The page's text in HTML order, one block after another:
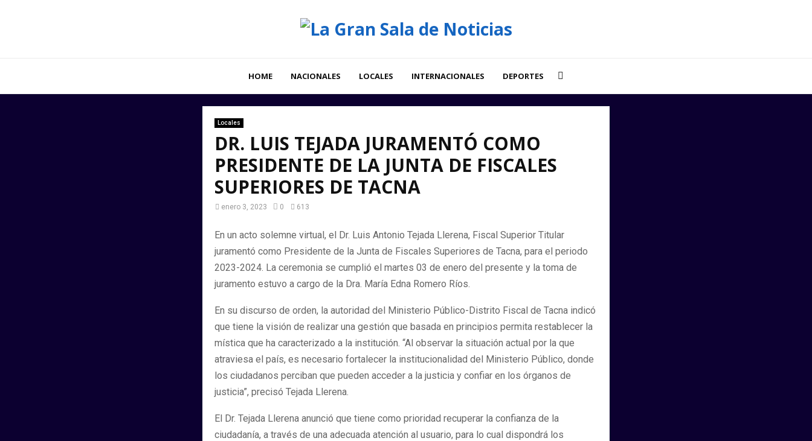
HOME NACIONALES LOCALES INTERNACIONALES DEPORTES
Locales
DR. LUIS TEJADA JURAMENTÓ COMO
PRESIDENTE DE LA JUNTA DE FISCALES
SUPERIORES DE TACNA
enero 3, 2023 0 613
En un acto solemne virtual, el Dr. Luis Antonio Tejada Llerena, Fiscal Superior Titular
juramentó como Presidente de la Junta de Fiscales Superiores de Tacna, para el periodo
2023-2024. La ceremonia se cumplió el martes 03 de enero del presente y la toma de
juramento estuvo a cargo de la Dra. María Edna Romero Ríos.
En su discurso de orden, la autoridad del Ministerio Público-Distrito Fiscal de Tacna indicó
que tiene la visión de realizar una gestión que basada en principios permita restablecer la
mística que ha caracterizado a la institución. “Al observar la situación actual por la que
atraviesa el país, es necesario fortalecer la institucionalidad del Ministerio Público, donde
los ciudadanos perciban que pueden acceder a la justicia y confiar en los órganos de
justicia”, precisó Tejada Llerena.
El Dr. Tejada Llerena anunció que tiene como prioridad recuperar la confianza de la
ciudadanía, a través de una adecuada atención al usuario, para lo cual dispondrá los